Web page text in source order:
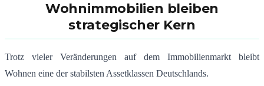
Wohnimmobilien bleiben
strategischer Kern
Trotz vieler Veränderungen auf dem Immobilienmarkt bleibt
Wohnen eine der stabilsten Assetklassen Deutschlands.